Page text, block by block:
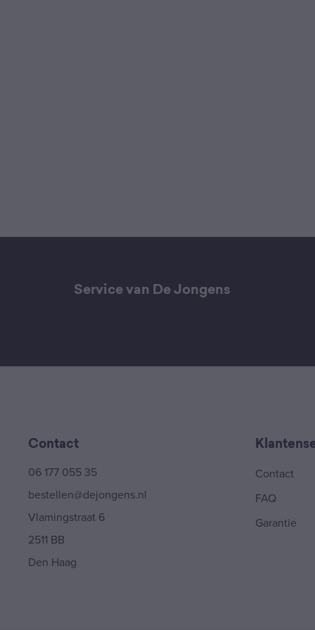
Service van De Jongens
Contact
06 177 055 35
bestellen@dejongens.nl
Vlamingstraat 6
2511 BB
Den Haag
Contact
FAQ
Garantie